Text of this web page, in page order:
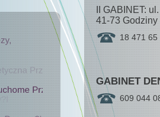
II GABINET:
41-73
18 471 65
GABINET
609 044